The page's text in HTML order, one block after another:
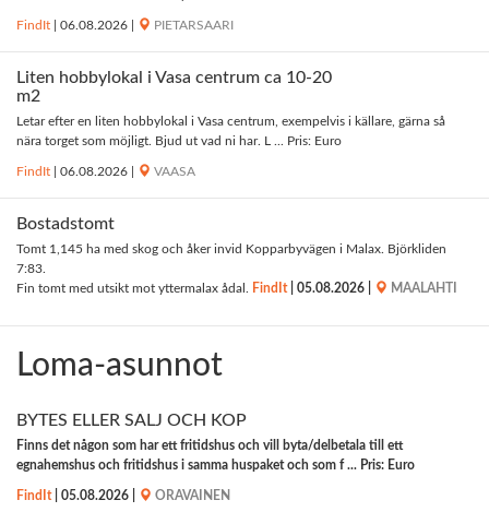
FindIt 06.08.2026 PIETARSAARI
Liten hobbylokal i Vasa centrum ca 10-20
m2
Letar efter en liten hobbylokal i Vasa centrum, exempelvis i källare, gärna så
nära torget som möjligt. Bjud ut vad ni har. L ... Pris: Euro
FindIt 06.08.2026 VAASA
Bostadstomt
Tomt 1,145 ha med skog och åker invid Kopparbyvägen i Malax. Björkliden
7:83.
Fin tomt med utsikt mot yttermalax ådal.
FindIt| 05.08.2026 MAALAHTI
Loma-asunnot
BYTES ELLER SÄLJ OCH KÖP
Finns det någon som har ett fritidshus och vill byta/delbetala till ett
egnahemshus och fritidshus i samma huspaket och som f ... Pris: Euro
FindIt| 05.08.2026 ORAVAINEN